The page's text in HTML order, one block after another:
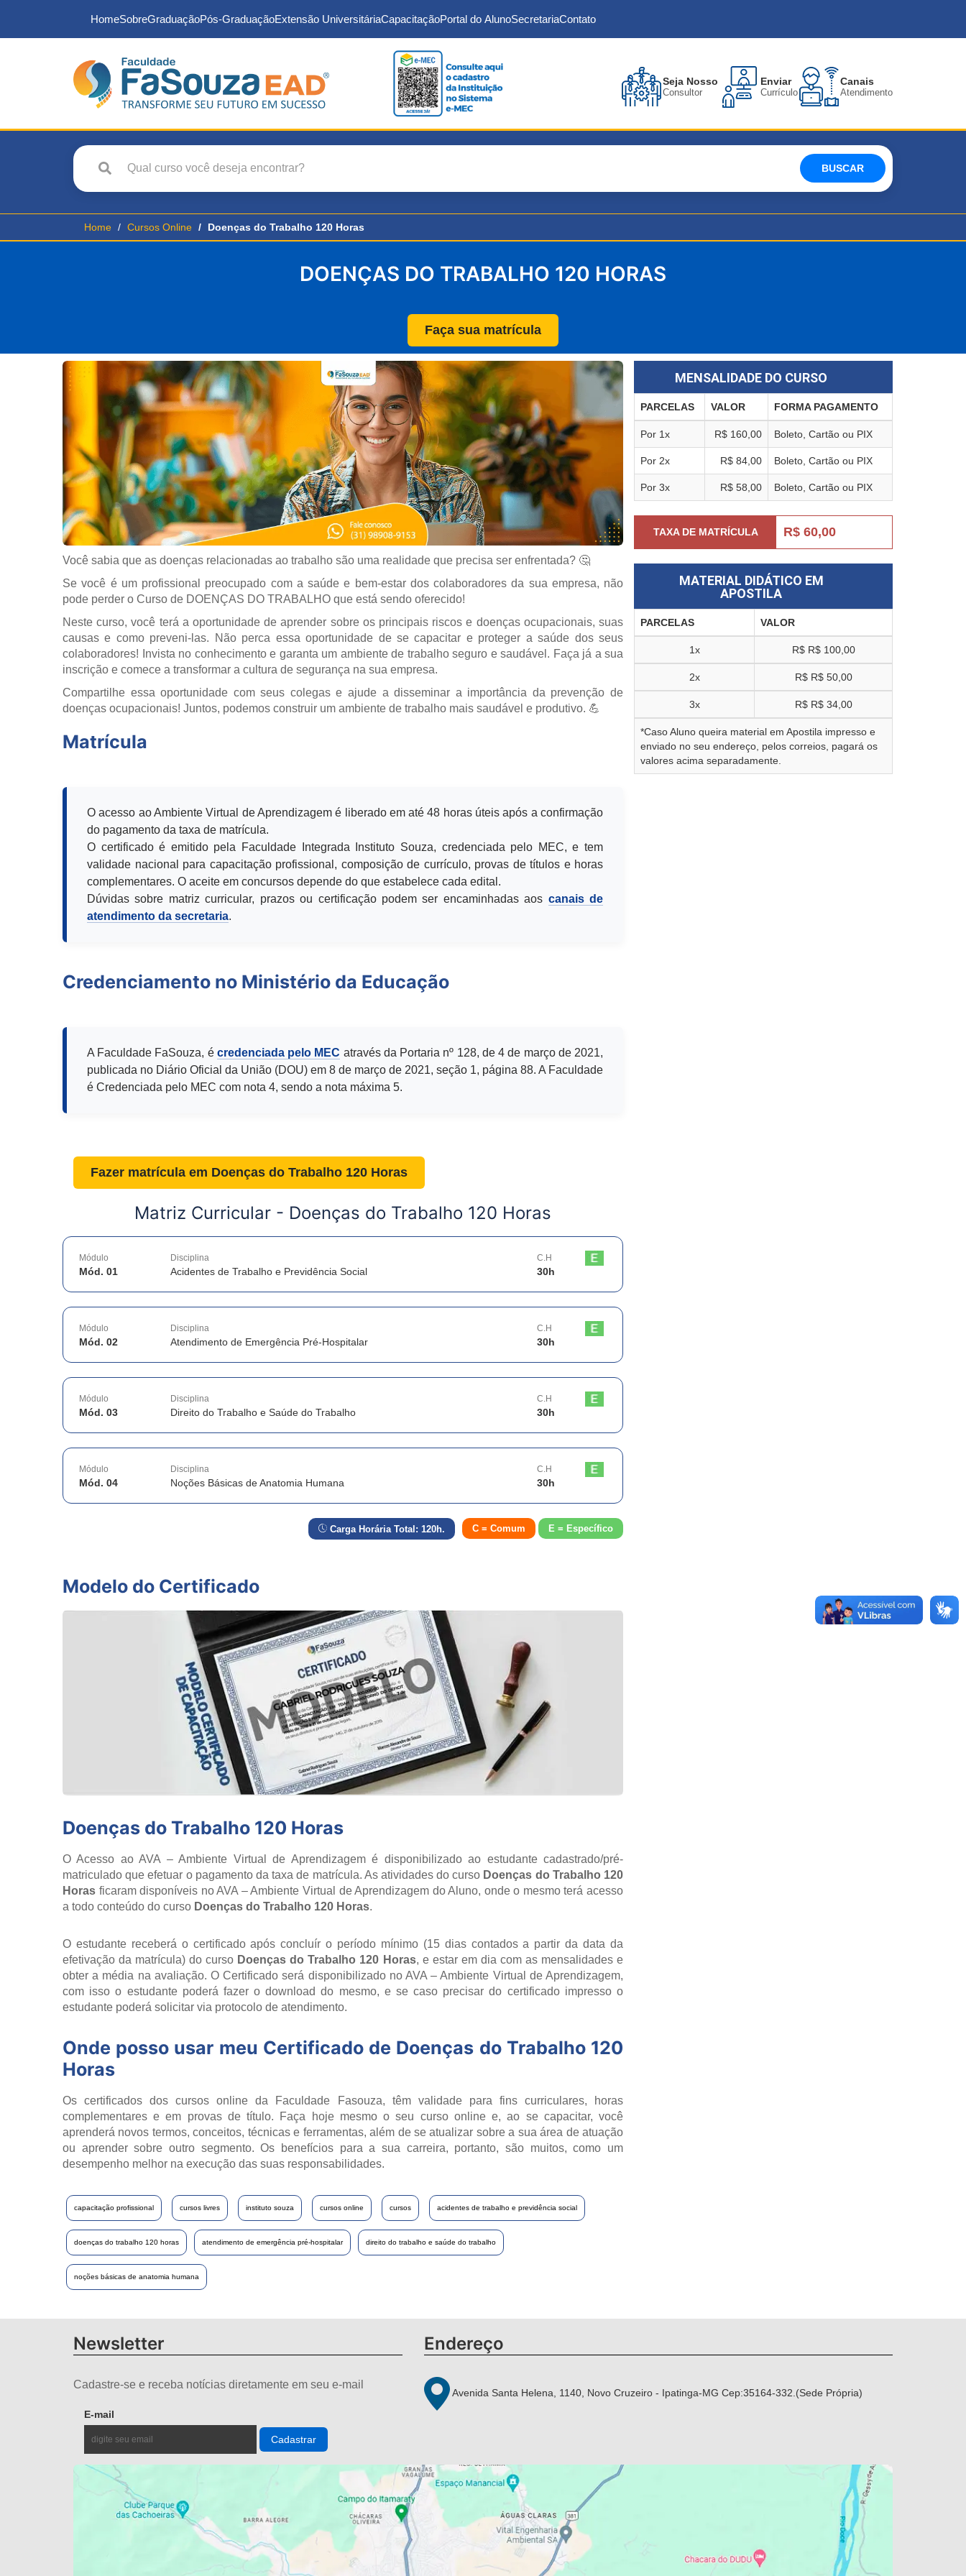
HomeSobreGraduaçãoPós-GraduaçãoExtensão UniversitáriaCapacitaçãoPortal do AlunoSecretariaContato
Seja Nosso
Consultor
Enviar
Currículo
Canais
Atendimento
BUSCAR
Home Cursos Online Doenças do Trabalho 120 Horas
DOENÇAS DO TRABALHO 120 HORAS
Faça sua matrícula
Você sabia que as doenças relacionadas ao trabalho são uma realidade que precisa ser enfrentada? 🤔
Se você é um profissional preocupado com a saúde e bem-estar dos colaboradores da sua empresa, não
pode perder o Curso de DOENÇAS DO TRABALHO que está sendo oferecido!
Neste curso, você terá a oportunidade de aprender sobre os principais riscos e doenças ocupacionais, suas
causas e como preveni-las. Não perca essa oportunidade de se capacitar e proteger a saúde dos seus
colaboradores! Invista no conhecimento e garanta um ambiente de trabalho seguro e saudável. Faça já a sua
inscrição e comece a transformar a cultura de segurança na sua empresa.
Compartilhe essa oportunidade com seus colegas e ajude a disseminar a importância da prevenção de
doenças ocupacionais! Juntos, podemos construir um ambiente de trabalho mais saudável e produtivo. 💪
Matrícula
O acesso ao Ambiente Virtual de Aprendizagem é liberado em até 48 horas úteis após a confirmação
do pagamento da taxa de matrícula.
O certificado é emitido pela Faculdade Integrada Instituto Souza, credenciada pelo MEC, e tem
validade nacional para capacitação profissional, composição de currículo, provas de títulos e horas
complementares. O aceite em concursos depende do que estabelece cada edital.
Dúvidas sobre matriz curricular, prazos ou certificação podem ser encaminhadas aos canais de
atendimento da secretaria.
Credenciamento no Ministério da Educação
A Faculdade FaSouza, é credenciada pelo MEC através da Portaria nº 128, de 4 de março de 2021,
publicada no Diário Oficial da União (DOU) em 8 de março de 2021, seção 1, página 88. A Faculdade
é Credenciada pelo MEC com nota 4, sendo a nota máxima 5.
Fazer matrícula em Doenças do Trabalho 120 Horas
Matriz Curricular - Doenças do Trabalho 120 Horas
Módulo
Mód. 01
Disciplina
Acidentes de Trabalho e Previdência Social
C.H
30h
Módulo
Mód. 02
Disciplina
Atendimento de Emergência Pré-Hospitalar
C.H
30h
Módulo
Mód. 03
Disciplina
Direito do Trabalho e Saúde do Trabalho
C.H
30h
Módulo
Mód. 04
Disciplina
Noções Básicas de Anatomia Humana
C.H
30h
Carga Horária Total: 120h. C = Comum E = Específico
Modelo do Certificado
Doenças do Trabalho 120 Horas
O Acesso ao AVA – Ambiente Virtual de Aprendizagem é disponibilizado ao estudante cadastrado/pré-
matriculado que efetuar o pagamento da taxa de matrícula. As atividades do curso Doenças do Trabalho 120
Horas ficaram disponíveis no AVA – Ambiente Virtual de Aprendizagem do Aluno, onde o mesmo terá acesso
a todo conteúdo do curso Doenças do Trabalho 120 Horas.
O estudante receberá o certificado após concluír o período mínimo (15 dias contados a partir da data da
efetivação da matrícula) do curso Doenças do Trabalho 120 Horas, e estar em dia com as mensalidades e
obter a média na avaliação. O Certificado será disponibilizado no AVA – Ambiente Virtual de Aprendizagem,
com isso o estudante poderá fazer o download do mesmo, e se caso precisar do certificado impresso o
estudante poderá solicitar via protocolo de atendimento.
Onde posso usar meu Certificado de Doenças do Trabalho 120
Horas
Os certificados dos cursos online da Faculdade Fasouza, têm validade para fins curriculares, horas
complementares e em provas de título. Faça hoje mesmo o seu curso online e, ao se capacitar, você
aprenderá novos termos, conceitos, técnicas e ferramentas, além de se atualizar sobre a sua área de atuação
ou aprender sobre outro segmento. Os benefícios para a sua carreira, portanto, são muitos, como um
desempenho melhor na execução das suas responsabilidades.
capacitação profissional cursos livres instituto souza cursos online cursos acidentes de trabalho e previdência social
doenças do trabalho 120 horas atendimento de emergência pré-hospitalar direito do trabalho e saúde do trabalho
noções básicas de anatomia humana
MENSALIDADE DO CURSO
PARCELAS VALOR FORMA PAGAMENTO
Por 1x R$ 160,00 Boleto, Cartão ou PIX
Por 2x R$ 84,00 Boleto, Cartão ou PIX
Por 3x R$ 58,00 Boleto, Cartão ou PIX
TAXA DE MATRÍCULA R$ 60,00
MATERIAL DIDÁTICO EM
APOSTILA
PARCELAS VALOR
1x R$ R$ 100,00
2x R$ R$ 50,00
3x R$ R$ 34,00
*Caso Aluno queira material em Apostila impresso e
enviado no seu endereço, pelos correios, pagará os
valores acima separadamente.
Newsletter
Cadastre-se e receba notícias diretamente em seu e-mail
E-mail
Endereço
Avenida Santa Helena, 1140, Novo Cruzeiro - Ipatinga-MG Cep:35164-332.(Sede Própria)